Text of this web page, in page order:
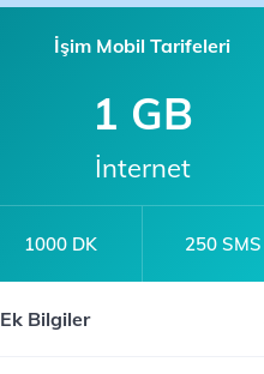
İşim Mobil Tarifeleri
1 GB
İnternet
1000 DK 250 SMS
Ek Bilgiler
12 Ay Taahhütlü